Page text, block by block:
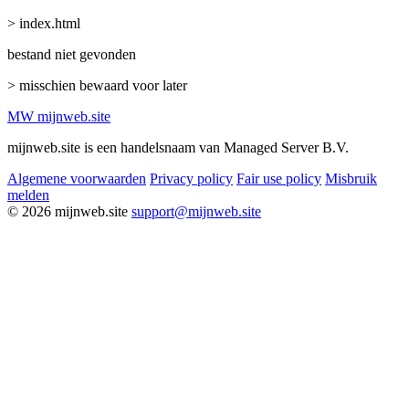
> index.html
bestand niet gevonden
> misschien bewaard voor later
MW mijnweb.site
mijnweb.site is een handelsnaam van Managed Server B.V.
Algemene voorwaarden Privacy policy Fair use policy Misbruik
melden
© 2026 mijnweb.site support@mijnweb.site